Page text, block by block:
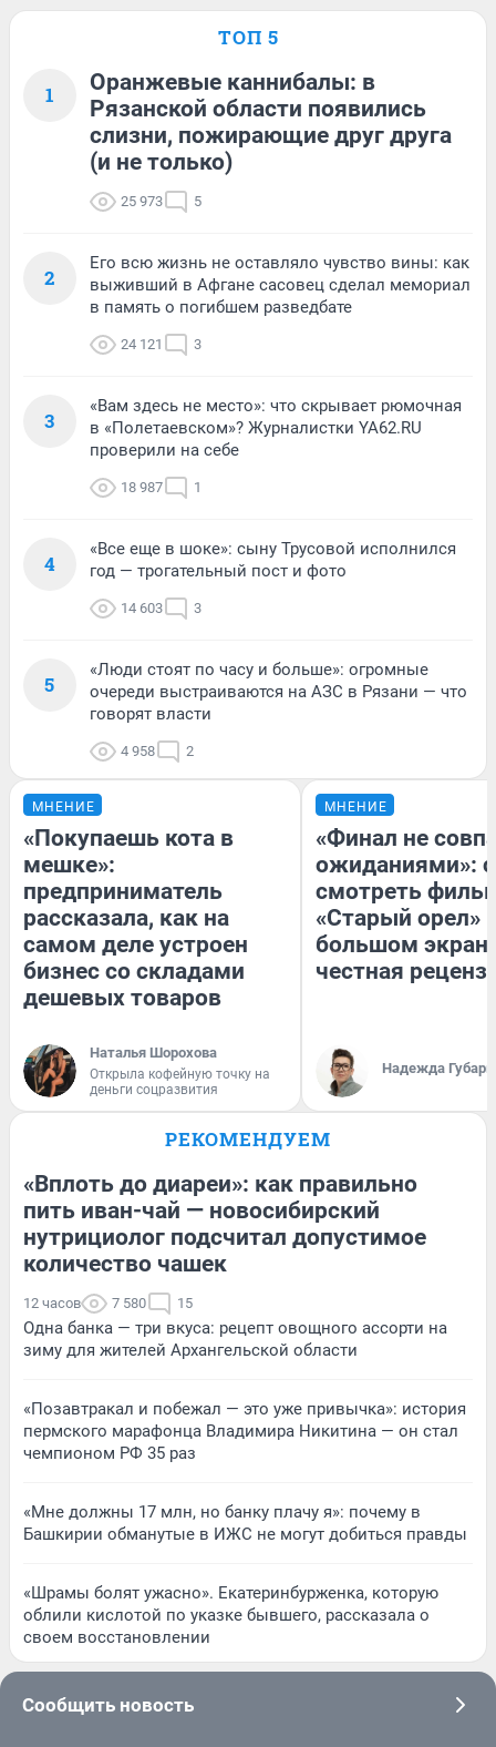
ТОП 5
1
Оранжевые каннибалы: в
Рязанской области появились
слизни, пожирающие друг друга
(и не только)
25 973 5
2
Его всю жизнь не оставляло чувство вины: как
выживший в Афгане сасовец сделал мемориал
в память о погибшем разведбате
24 121 3
3
«Вам здесь не место»: что скрывает рюмочная
в «Полетаевском»? Журналистки YA62.RU
проверили на себе
18 987 1
4
«Все еще в шоке»: сыну Трусовой исполнился
год — трогательный пост и фото
14 603 3
5
«Люди стоят по часу и больше»: огромные
очереди выстраиваются на АЗС в Рязани — что
говорят власти
4 958 2
МНЕНИЕ
«Покупаешь кота в
мешке»:
предприниматель
рассказала, как на
самом деле устроен
бизнес со складами
дешевых товаров
Наталья Шорохова
Открыла кофейную точку на
деньги соцразвития
МНЕНИЕ
«Финал не
ожиданиями»:
смотреть
«Старый орел»
большом
честная
Надежда Губарь
РЕКОМЕНДУЕМ
«Вплоть до диареи»: как правильно
пить иван-чай — новосибирский
нутрициолог подсчитал допустимое
количество чашек
12 часов 7 580 15
Одна банка — три вкуса: рецепт овощного ассорти на
зиму для жителей Архангельской области
«Позавтракал и побежал — это уже привычка»: история
пермского марафонца Владимира Никитина — он стал
чемпионом РФ 35 раз
«Мне должны 17 млн, но банку плачу я»: почему в
Башкирии обманутые в ИЖС не могут добиться правды
«Шрамы болят ужасно». Екатеринбурженка, которую
облили кислотой по указке бывшего, рассказала о
своем восстановлении
Сообщить новость